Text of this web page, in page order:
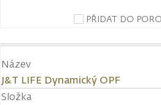
PŘIDAT DO
Název
J&T LIFE Dynamický OPF
Složka